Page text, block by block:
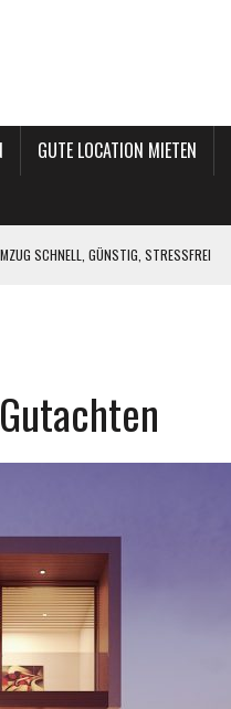
GUTE LOCATION MIETEN
SCHNELL, GÜNSTIG, STRESSFREI
SCHRITTEN UND GROSSEN ZIELEN
STRESSFREI UMZIEHEN